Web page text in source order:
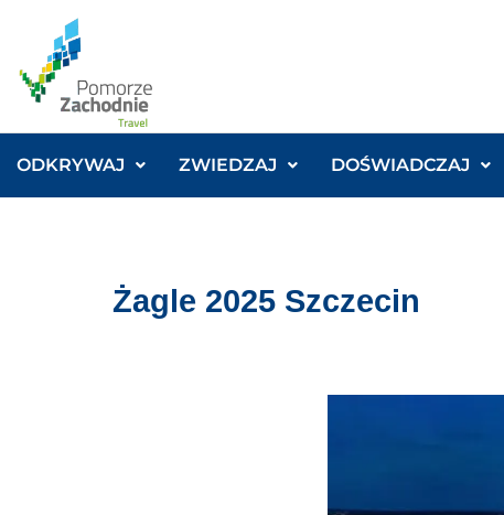
ODKRYWAJ ZWIEDZAJ DOŚWIADCZAJ
Żagle 2025 Szczecin